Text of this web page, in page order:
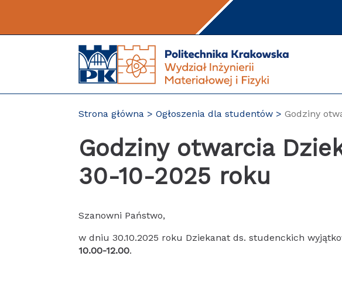
Strona główna Ogłoszenia dla studentów Godziny
Godziny otwarcia
30-10-2025 roku
Szanowni Państwo,
w dniu 30.10.2025 roku Dziekanat ds. studenckich
10.00-12.00.